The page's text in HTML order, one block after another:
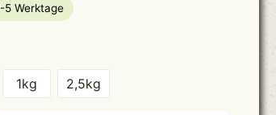
5 Werktage
1kg 2,5kg